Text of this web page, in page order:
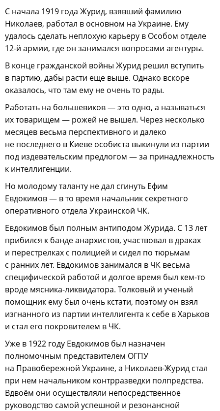
С начала 1919 года Журид, взявший фамилию
Николаев, работал в основном на Украине. Ему
удалось сделать неплохую карьеру в Особом отделе
12-й армии, где он занимался вопросами агентуры.
В конце гражданской войны Журид решил вступить
в партию, дабы расти еще выше. Однако вскоре
оказалось, что там ему не очень то рады.
Работать на большевиков — это одно, а называться
их товарищем — рожей не вышел. Через несколько
месяцев весьма перспективного и далеко
не последнего в Киеве особиста выкинули из партии
под издевательским предлогом — за принадлежность
к интеллигенции.
Но молодому таланту не дал сгинуть Ефим
Евдокимов — в то время начальник секретного
оперативного отдела Украинской ЧК.
Евдокимов был полным антиподом Журида. С 13 лет
прибился к банде анархистов, участвовал в драках
и перестрелках с полицией и сидел по тюрьмам
с ранних лет. Евдокимов занимался в ЧК весьма
специфической работой и долгое время был кем-то
вроде мясника-ликвидатора. Толковый и ученый
помощник ему был очень кстати, поэтому он взял
изгнанного из партии интеллигента к себе в Харьков
и стал его покровителем в ЧК.
Уже в 1922 году Евдокимов был назначен
полномочным представителем ОГПУ
на Правобережной Украине, а Николаев-Журид стал
при нем начальником контрразведки полпредства.
Вдвоём они осуществляли непосредственное
руководство самой успешной и резонансной